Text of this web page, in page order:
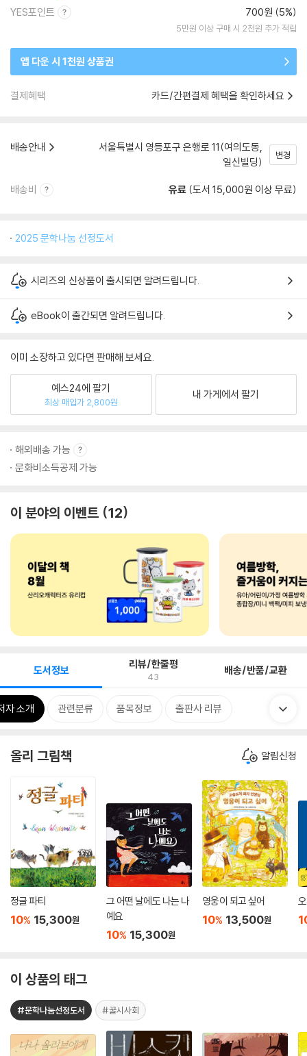
YES포인트 700원 (5%)
5만원 이상 구매 시 2천원 추가 적립
앱 다운 시 1천원 상품권
결제혜택 카드/간편결제 혜택을 확인하세요
배송안내
서울특별시 영등포구 은행로 11(여의도동,
일신빌딩)
변경
배송비 유료 (도서 15,000원 이상 무료)
2025 문학나눔 선정도서
시리즈의 신상품이 출시되면 알려드립니다.
eBook이 출간되면 알려드립니다.
이미 소장하고 있다면 판매해 보세요.
예스24에 팔기
최상 매입가 2,800원
내 가게에서 팔기
해외배송 가능
문화비소득공제 가능
이 분야의 이벤트 12
도서정보 리뷰/한줄평
43 배송/반품/교환
자 소개 관련분류 품목정보 출판사 리뷰
올리 그림책 알림신청
정글 파티
10% 15,300원
그 어떤 날에도 나는 나
예요
10% 15,300원
영웅이 되고 싶어
10% 13,500원
이 상품의 태그
#문학나눔선정도서 #꿀시사회